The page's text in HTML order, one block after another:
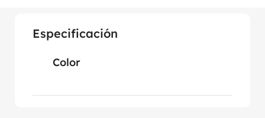
Especificación
Color